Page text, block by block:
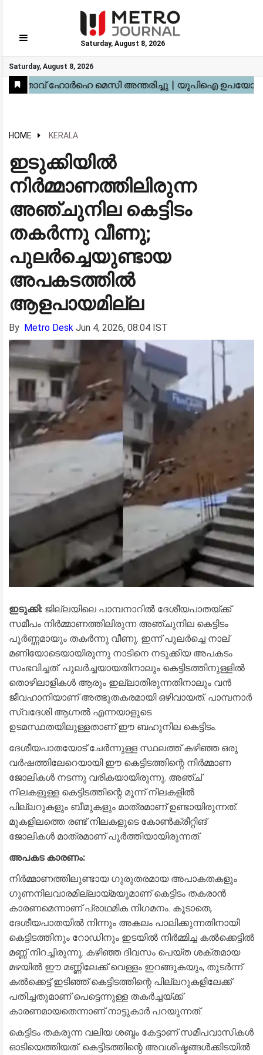
Saturday, August 8, 2026
Saturday, August 8, 2026
GO
Home
Kerala
National
Gulf
World
Sports
Movies
Health
Automobile
Travel
Education
Novel
Business
Technology
Webstory
HOME KERALA
ഇടുക്കിയിൽ
നിർമ്മാണത്തിലിരുന്ന
അഞ്ചുനില കെട്ടിടം
തകർന്നു വീണു;
പുലർച്ചെയുണ്ടായ
അപകടത്തിൽ
ആളപായമില്ല
By Metro Desk Jun 4, 2026, 08:04 IST
ഇടുക്കി: ജില്ലയിലെ പാമ്പനാറിൽ ദേശീയപാതയ്ക്ക്
സമീപം നിർമ്മാണത്തിലിരുന്ന അഞ്ചുനില കെട്ടിടം
പൂർണ്ണമായും തകർന്നു വീണു. ഇന്ന് പുലർച്ചെ നാല്
മണിയോടെയായിരുന്നു നാടിനെ നടുക്കിയ അപകടം
സംഭവിച്ചത്. പുലർച്ചയായതിനാലും കെട്ടിടത്തിനുള്ളിൽ
തൊഴിലാളികൾ ആരും ഇല്ലാതിരുന്നതിനാലും വൻ
ജീവഹാനിയാണ് അത്ഭുതകരമായി ഒഴിവായത്. പാമ്പനാർ
സ്വദേശി ആഗ്നൽ എന്നയാളുടെ
ഉടമസ്ഥതയിലുള്ളതാണ് ഈ ബഹുനില കെട്ടിടം.
​ദേശീയപാതയോട് ചേർന്നുള്ള സ്ഥലത്ത് കഴിഞ്ഞ ഒരു
വർഷത്തിലേറെയായി ഈ കെട്ടിടത്തിന്റെ നിർമ്മാണ
ജോലികൾ നടന്നു വരികയായിരുന്നു. അഞ്ച്
നിലകളുള്ള കെട്ടിടത്തിന്റെ മൂന്ന് നിലകളിൽ
പില്ലറുകളും ബീമുകളും മാത്രമാണ് ഉണ്ടായിരുന്നത്.
മുകളിലത്തെ രണ്ട് നിലകളുടെ കോൺക്രീറ്റിങ്
ജോലികൾ മാത്രമാണ് പൂർത്തിയായിരുന്നത്.
അപകട കാരണം:
നിർമ്മാണത്തിലുണ്ടായ ഗുരുതരമായ അപാകതകളും
ഗുണനിലവാരമില്ലായ്മയുമാണ് കെട്ടിടം തകരാൻ
കാരണമെന്നാണ് പ്രാഥമിക നിഗമനം. കൂടാതെ,
ദേശീയപാതയിൽ നിന്നും അകലം പാലിക്കുന്നതിനായി
കെട്ടിടത്തിനും റോഡിനും ഇടയിൽ നിർമ്മിച്ച കൽക്കെട്ടിൽ
മണ്ണ് നിറച്ചിരുന്നു. കഴിഞ്ഞ ദിവസം പെയ്ത ശക്തമായ
മഴയിൽ ഈ മണ്ണിലേക്ക് വെള്ളം ഇറങ്ങുകയും, തുടർന്ന്
കൽക്കെട്ട് ഇടിഞ്ഞ് കെട്ടിടത്തിന്റെ പില്ലറുകളിലേക്ക്
പതിച്ചതുമാണ് പെട്ടെന്നുള്ള തകർച്ചയ്ക്ക്
കാരണമായതെന്നാണ് നാട്ടുകാർ പറയുന്നത്.
​കെട്ടിടം തകരുന്ന വലിയ ശബ്ദം കേട്ടാണ് സമീപവാസികൾ
ഓടിയെത്തിയത്. കെട്ടിടത്തിന്റെ അവശിഷ്ടങ്ങൾക്കിടയിൽ